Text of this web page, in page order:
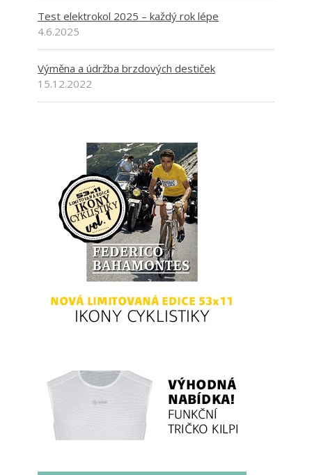
Test elektrokol 2025 – každý rok lépe
4.6.2025
Výměna a údržba brzdových destiček
15.12.2022